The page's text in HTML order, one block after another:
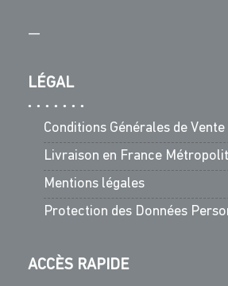
—
LÉGAL
Conditions Générales de Vente
Livraison en France
Mentions légales
Protection des Données
ACCÈS RAPIDE